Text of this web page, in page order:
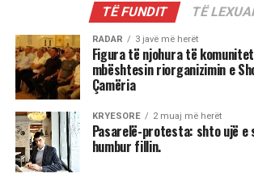
TË FUNDIT TË
RADAR 3 javë më herët
Figura të njohura të
mbështesin riorganizimin e
Çamëria
KRYESORE 2 muaj më herët
Pasarelë-protesta: shto ujë e
humbur fillin.